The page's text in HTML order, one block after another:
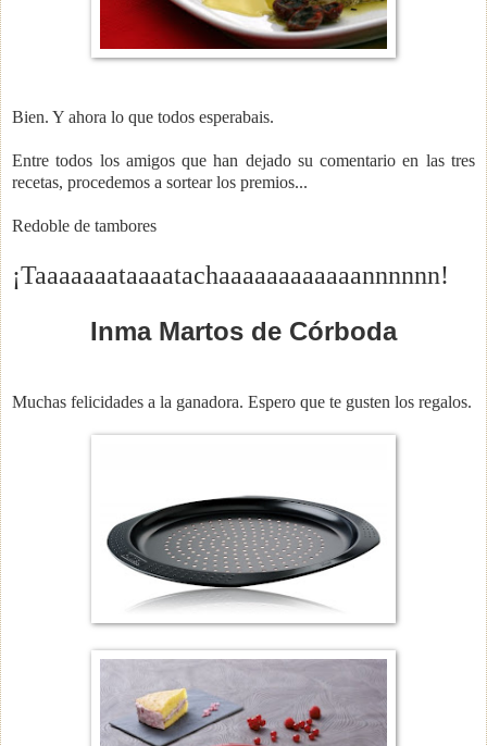
Bien. Y ahora lo que todos esperabais.
Entre todos los amigos que han dejado su comentario en las tres
recetas, procedemos a sortear los premios...
Redoble de tambores
¡Taaaaaaataaaatachaaaaaaaaaaaannnnnn!
Inma Martos de Córboda
Muchas felicidades a la ganadora. Espero que te gusten los regalos.